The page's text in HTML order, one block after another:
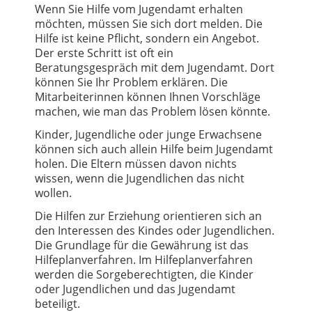
Wenn Sie Hilfe vom Jugendamt erhalten
möchten, müssen Sie sich dort melden. Die
Hilfe ist keine Pflicht, sondern ein Angebot.
Der erste Schritt ist oft ein
Beratungsgespräch mit dem Jugendamt. Dort
können Sie Ihr Problem erklären. Die
Mitarbeiterinnen können Ihnen Vorschläge
machen, wie man das Problem lösen könnte.
Kinder, Jugendliche oder junge Erwachsene
können sich auch allein Hilfe beim Jugendamt
holen. Die Eltern müssen davon nichts
wissen, wenn die Jugendlichen das nicht
wollen.
Die Hilfen zur Erziehung orientieren sich an
den Interessen des Kindes oder Jugendlichen.
Die Grundlage für die Gewährung ist das
Hilfeplanverfahren. Im Hilfeplanverfahren
werden die Sorgeberechtigten, die Kinder
oder Jugendlichen und das Jugendamt
beteiligt.